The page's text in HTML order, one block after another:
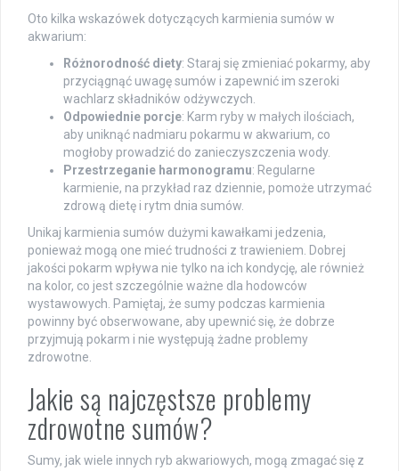
Oto kilka wskazówek dotyczących karmienia sumów w
akwarium:
Różnorodność diety: Staraj się zmieniać pokarmy, aby
przyciągnąć uwagę sumów i zapewnić im szeroki
wachlarz składników odżywczych.
Odpowiednie porcje: Karm ryby w małych ilościach,
aby uniknąć nadmiaru pokarmu w akwarium, co
mogłoby prowadzić do zanieczyszczenia wody.
Przestrzeganie harmonogramu: Regularne
karmienie, na przykład raz dziennie, pomoże utrzymać
zdrową dietę i rytm dnia sumów.
Unikaj karmienia sumów dużymi kawałkami jedzenia,
ponieważ mogą one mieć trudności z trawieniem. Dobrej
jakości pokarm wpływa nie tylko na ich kondycję, ale również
na kolor, co jest szczególnie ważne dla hodowców
wystawowych. Pamiętaj, że sumy podczas karmienia
powinny być obserwowane, aby upewnić się, że dobrze
przyjmują pokarm i nie występują żadne problemy
zdrowotne.
Jakie są najczęstsze problemy
zdrowotne sumów?
Sumy, jak wiele innych ryb akwariowych, mogą zmagać się z